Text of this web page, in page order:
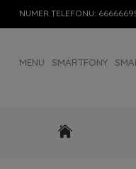
NUMER TELEFONU:
MENU SMARTFONY